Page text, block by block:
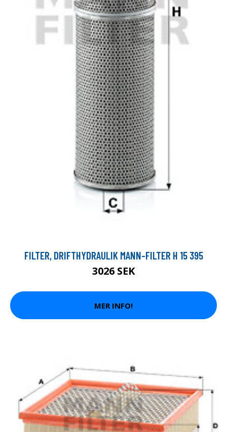
FILTER, DRIFTHYDRAULIK MANN-FILTER H 15 395
3026 SEK
MER INFO!